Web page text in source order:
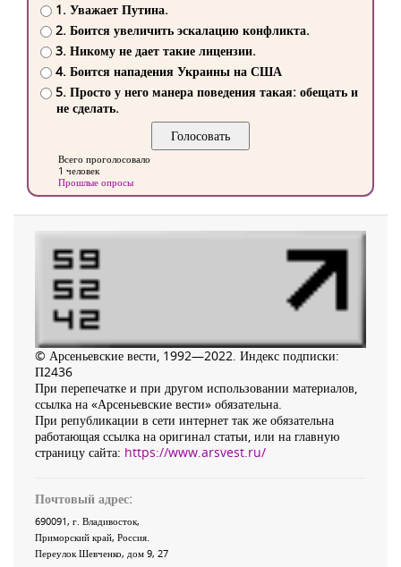
1. Уважает Путина.
2. Боится увеличить эскалацию конфликта.
3. Никому не дает такие лицензии.
4. Боится нападения Украины на США
5. Просто у него манера поведения такая: обещать и
не сделать.
Всего проголосовало
1 человек
Прошлые опросы
© Арсеньевские вести, 1992—2022. Индекс подписки:
П2436
При перепечатке и при другом использовании материалов,
ссылка на «Арсеньевские вести» обязательна.
При републикации в сети интернет так же обязательна
работающая ссылка на оригинал статьи, или на главную
страницу сайта: https://www.arsvest.ru/
Почтовый адрес:
690091, г. Владивосток,
Приморский край, Россия
Переулок Шевченко, дом 9, 27